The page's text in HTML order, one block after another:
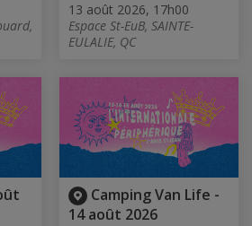
13 août 2026, 17h00
Espace St-EuB, SAINTE-
EULALIE, QC
Camping Van Life -
14 août 2026